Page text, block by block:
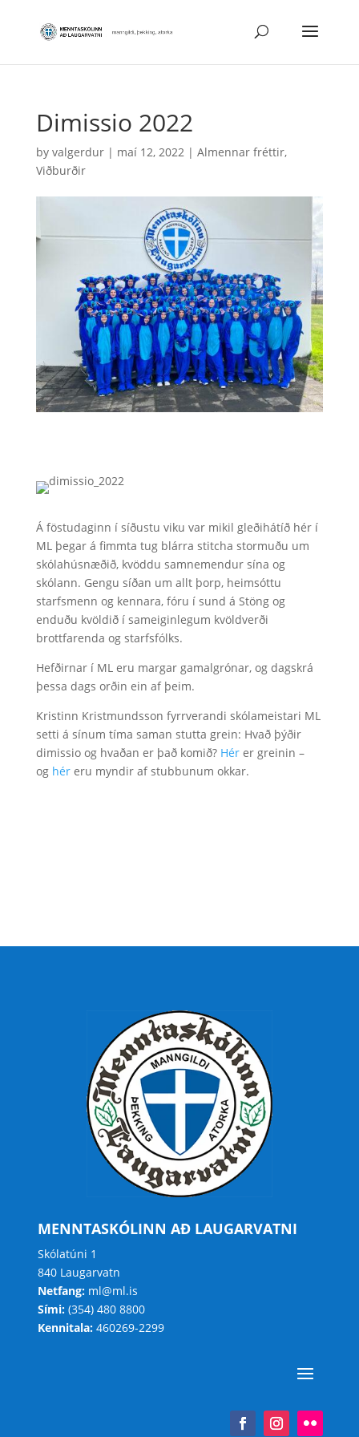
Dimissio 2022
by valgerdur| maí 12, 2022| Almennar fréttir,
Viðburðir
Á föstudaginn í síðustu viku var mikil gleðihátíð hér í
ML þegar á fimmta tug blárra stitcha stormuðu um
skólahúsnæðið, kvöddu samnemendur sína og
skólann. Gengu síðan um allt þorp, heimsóttu
starfsmenn og kennara, fóru í sund á Stöng og
enduðu kvöldið í sameiginlegum kvöldverði
brottfarenda og starfsfólks.
Hefðirnar í ML eru margar gamalgrónar, og dagskrá
þessa dags orðin ein af þeim.
Kristinn Kristmundsson fyrrverandi skólameistari ML
setti á sínum tíma saman stutta grein: Hvað þýðir
dimissio og hvaðan er það komið? Hérer greinin –
og hér eru myndir af stubbunum okkar.
MENNTASKÓLINN AÐ LAUGARVATNI
Skólatúni 1
840 Laugarvatn
Netfang:ml@ml.is
Sími:(354) 480 8800
Kennitala:460269-2299